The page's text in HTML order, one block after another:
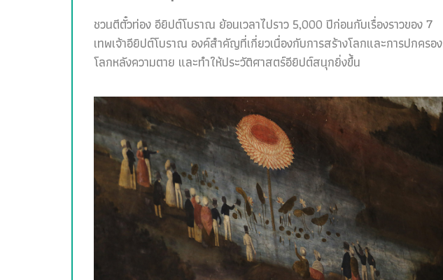
ชวนตีตั๋วท่อง อียิปต์โบราณ ย้อนเวลาไปราว 5,000 ปีก่อนกับเรื่องราวของ 7
เทพเจ้าอียิปต์โบราณ องค์สำคัญที่เกี่ยวเนื่องกับการสร้างโลกและการปกครอง
โลกหลังความตาย และทำให้ประวัติศาสตร์อียิปต์สนุกยิ่งขึ้น